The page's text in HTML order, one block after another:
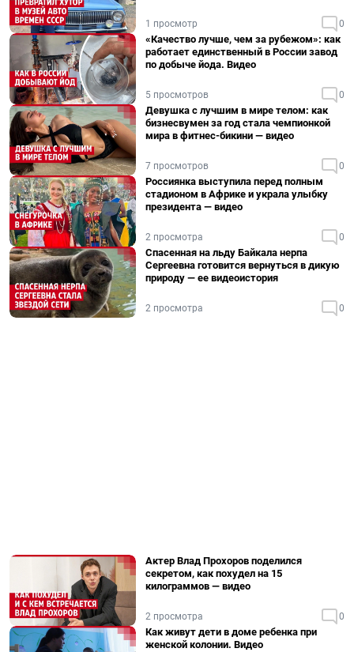
1 просмотр 0
«Качество лучше, чем за рубежом»: как
работает единственный в России завод
по добыче йода. Видео
5 просмотров 0
Девушка с лучшим в мире телом: как
бизнесвумен за год стала чемпионкой
мира в фитнес-бикини — видео
7 просмотров 0
Россиянка выступила перед полным
стадионом в Африке и украла улыбку
президента — видео
2 просмотра 0
Спасенная на льду Байкала нерпа
Сергеевна готовится вернуться в дикую
природу — ее видеоистория
2 просмотра 0
Актер Влад Прохоров поделился
секретом, как похудел на 15
килограммов — видео
2 просмотра 0
Как живут дети в доме ребенка при
женской колонии. Видео